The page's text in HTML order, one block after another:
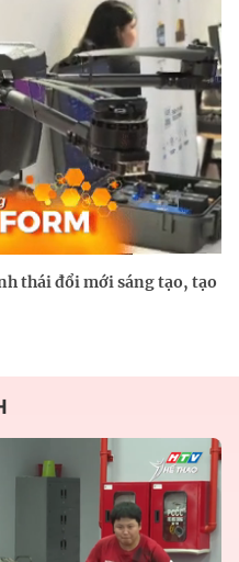
thái đổi mới sáng tạo, tạo